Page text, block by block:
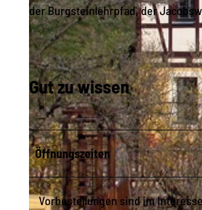
der Burgsteinlehrpfad, der
Gut zu wissen
Öffnungszeiten
Vorbestellungen sind im